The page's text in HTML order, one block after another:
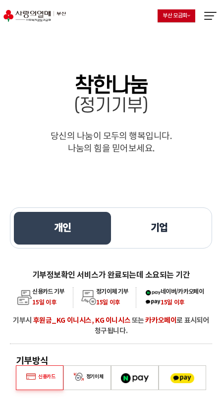
지회 선택 목록 열기
현재 선택된 지회
부산 모금회
착한나눔
(정기기부)
당신의 나눔이 모두의 행복입니다.
나눔의 힘을 믿어보세요.
개인 기업
기부정보확인 서비스가 완료되는데 소요되는 기간
신용카드 기부
15일 이후
정기이체 기부
15일 이후
네이버/카카오페이
15일 이후
기부시 후원금_KG 이니시스, KG 이니시스또는카카오페이로 표시되어
청구됩니다.
기부방식
신용카드 정기이체
네이버페이 카카오페이